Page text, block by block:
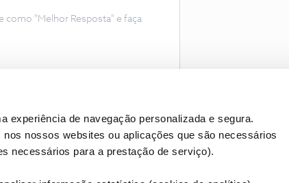
experiência de navegação personalizada e segura.
nossos websites ou aplicações que são necessários
necessários para a prestação de serviço).
como "Melhor Resposta" e faça